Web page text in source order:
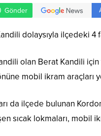
Gönder
dolaysıyla ilçedeki 4
olan Berat Kandili
mobil ikram araçları
da ilçede bulunan
sıcak lokmaları,